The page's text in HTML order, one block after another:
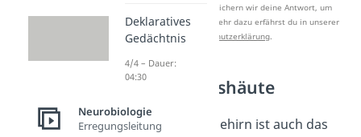
Nach Beantwortung speichern wir deine Antwort, um
Studyflix zu verbessern. Mehr dazu erfährst du in unserer
Datenschutzerklärung.
Rückenmarkshäute
Genau wie dein Gehirn ist auch das
Deklaratives
Gedächtnis
4/4 – Dauer:
04:30
Neurobiologie
Erregungsleitung